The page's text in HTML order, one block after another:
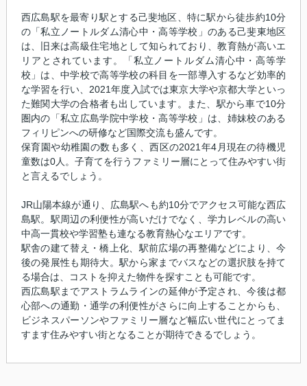
西広島駅を最寄り駅とする己斐地区、特に駅から徒歩約10分
の「私立ノートルダム清心中・高等学校」のある己斐東地区
は、旧来は高級住宅地として知られており、教育熱が高いエ
リアとされています。「私立ノートルダム清心中・高等学
校」は、中学校で高等学校の科目を一部導入するなど効率的
な学習を行い、2021年度入試では東京大学や京都大学といっ
た難関大学の合格者も出しています。また、駅から車で10分
圏内の「私立広島学院中学校・高等学校」は、姉妹校のある
フィリピンへの研修など国際交流も盛んです。
保育園や幼稚園の数も多く、西区の2021年4月現在の待機児
童数は0人。子育てを行うファミリー層にとって住みやすい街
と言えるでしょう。
JR山陽本線が通り、広島駅へも約10分でアクセス可能な西広
島駅。駅周辺の利便性が高いだけでなく、学力レベルの高い
中高一貫校や学習塾も連なる教育熱心なエリアです。
駅舎の建て替え・橋上化、駅前広場の再整備などにより、今
後の発展性も期待大。駅から家までバスなどの選択肢を持て
る場合は、コストを抑えた物件を探すことも可能です。
西広島駅までアストラムラインの延伸が予定され、今後は都
心部への通勤・通学の利便性がさらに向上することからも、
ビジネスパーソンやファミリー層など幅広い世代にとってま
すます住みやすい街となることが期待できるでしょう。